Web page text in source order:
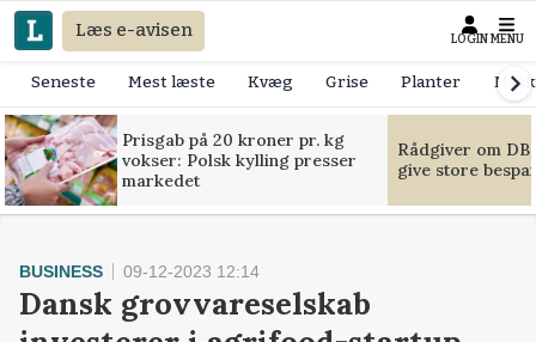
Læs e-avisen LOGIN MENU
Seneste Mest læste Kvæg Grise Planter
Prisgab på 20 kroner pr. kg
vokser: Polsk kylling presser
markedet
Rådgiver om
give store
BUSINESS 09-12-2023 12:14
Dansk grovvareselskab